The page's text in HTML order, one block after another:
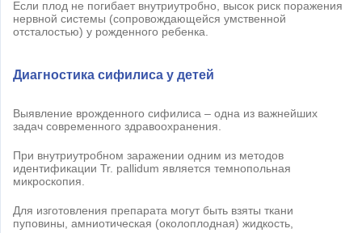
Если плод не погибает внутриутробно, высок риск поражения
нервной системы (сопровождающейся умственной
отсталостью) у рожденного ребенка.
Диагностика сифилиса у детей
Выявление врожденного сифилиса – одна из важнейших
задач современного здравоохранения.
При внутриутробном заражении одним из методов
идентификации Tr. pallidum является темнопольная
микроскопия.
Для изготовления препарата могут быть взяты ткани
пуповины, амниотическая (околоплодная) жидкость,